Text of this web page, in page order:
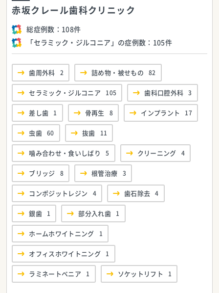
赤坂クレール歯科クリニック
総症例数： 108件
「セラミック・ジルコニア」の症例数： 105件
歯周外科 2 詰め物・被せもの 82
セラミック・ジルコニア 105 歯科口腔外科 3
差し歯 1 骨再生 8 インプラント 17
虫歯 60 抜歯 11
噛み合わせ・食いしばり 5 クリーニング 4
ブリッジ 8 根管治療 3
コンポジットレジン 4 歯石除去 4
銀歯 1 部分入れ歯 1
ホームホワイトニング 1
オフィスホワイトニング 1
ラミネートベニア 1 ソケットリフト 1